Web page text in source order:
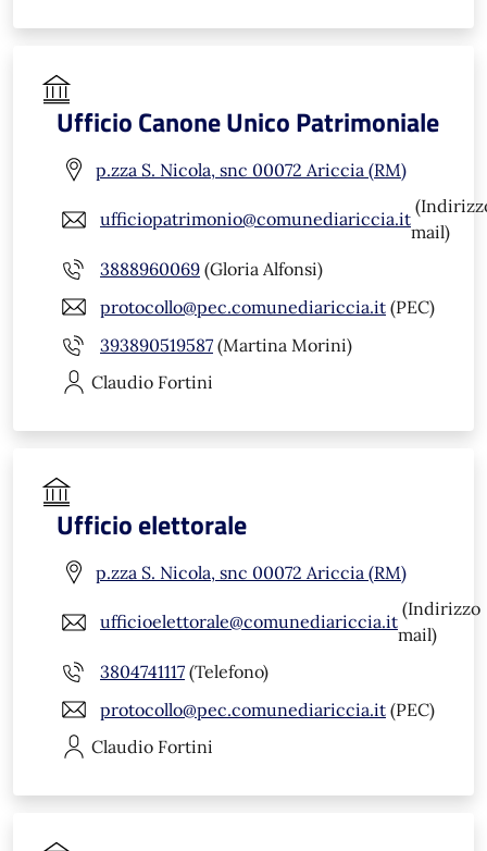
Ufficio Canone Unico Patrimoniale
p.zza S. Nicola, snc 00072 Ariccia (RM)
ufficiopatrimonio@comunediariccia.it
mail)
3888960069 (Gloria Alfonsi)
protocollo@pec.comunediariccia.it (PEC)
393890519587 (Martina Morini)
Claudio Fortini
Ufficio elettorale
p.zza S. Nicola, snc 00072 Ariccia (RM)
ufficioelettorale@comunediariccia.it
(Indirizzo
mail)
3804741117 (Telefono)
protocollo@pec.comunediariccia.it (PEC)
Claudio Fortini